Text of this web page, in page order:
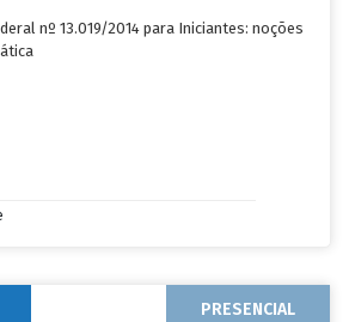
nº 13.019/2014 para Iniciantes: noções
PRESENCIAL